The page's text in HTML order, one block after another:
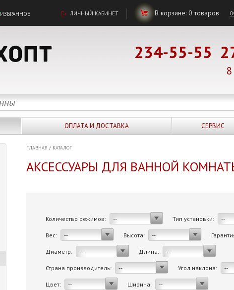
ИЗБРАННОЕ ЛИЧНЫЙ КАБИНЕТ В корзине: 0товаров
234-55-55
ОПЛАТА И ДОСТАВКА СЕРВИС
ГЛАВНАЯ / КАТАЛОГ
АКСЕССУАРЫ ДЛЯ ВАННОЙ
Количество режимов:
-- Тип установки: --
Вес: -- Высота: --
Диаметр: -- Длина: --
Страна производитель: -- Угол наклона: --
Цвет: -- Ширина: --